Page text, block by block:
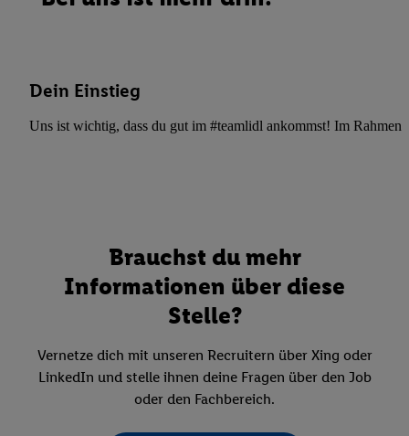
Dein Einstieg
Uns ist wichtig, dass du gut im #teamlidl ankommst! Im Rahmen
Brauchst du mehr
Informationen über diese
Stelle?
Vernetze dich mit unseren Recruitern über Xing oder
LinkedIn und stelle ihnen deine Fragen über den Job
oder den Fachbereich.